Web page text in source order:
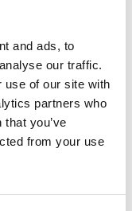
and ads, to
our traffic.
use of our site with
partners who
you’ve
from your use
для
живой музыкой
греческие
любому